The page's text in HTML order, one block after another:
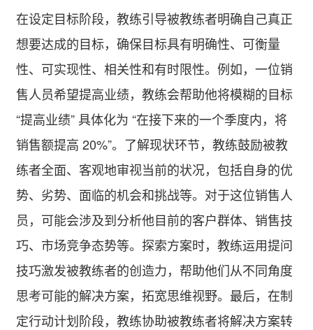
在设定目标阶段，教练引导被教练者明确自己真正
想要达成的目标，确保目标具有明确性、可衡量
性、可实现性、相关性和有时限性。例如，一位销
售人员希望提高业绩，教练会帮助他将模糊的目标
“提高业绩” 具体化为 “在接下来的一个季度内，将
销售额提高 20%”。了解现状环节，教练鼓励被教
练者全面、客观地审视当前的状况，包括自身的优
势、劣势、面临的机会和挑战等。对于这位销售人
员，可能会涉及到分析他目前的客户群体、销售技
巧、市场竞争态势等。探索方案时，教练运用提问
技巧激发被教练者的创造力，帮助他们从不同角度
思考可能的解决方案，拓宽思维视野。最后，在制
定行动计划阶段，教练协助被教练者将解决方案转